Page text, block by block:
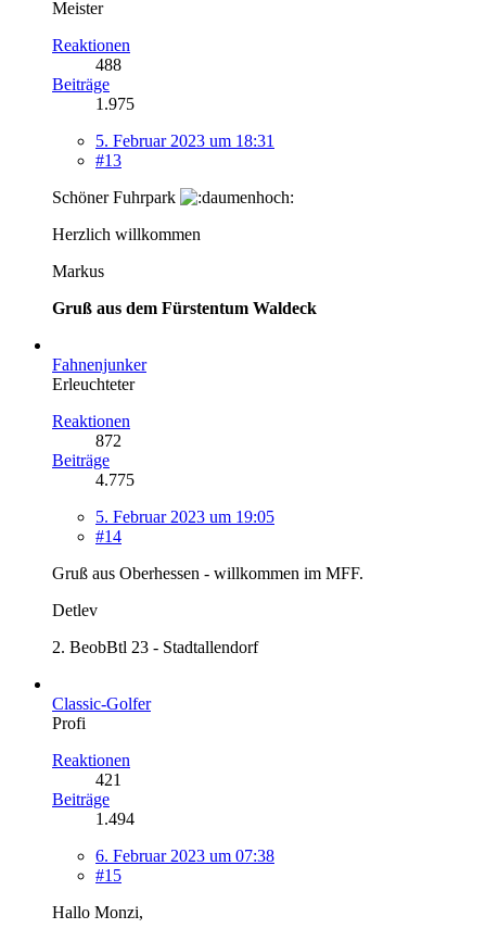
Meister
Reaktionen
488
Beiträge
1.975
5. Februar 2023 um 18:31
#13
Schöner Fuhrpark
Herzlich willkommen
Markus
Gruß aus dem Fürstentum Waldeck
Fahnenjunker
Erleuchteter
Reaktionen
872
Beiträge
4.775
5. Februar 2023 um 19:05
#14
Gruß aus Oberhessen - willkommen im MFF.
Detlev
2. BeobBtl 23 - Stadtallendorf
Classic-Golfer
Profi
Reaktionen
421
Beiträge
1.494
6. Februar 2023 um 07:38
#15
Hallo Monzi,